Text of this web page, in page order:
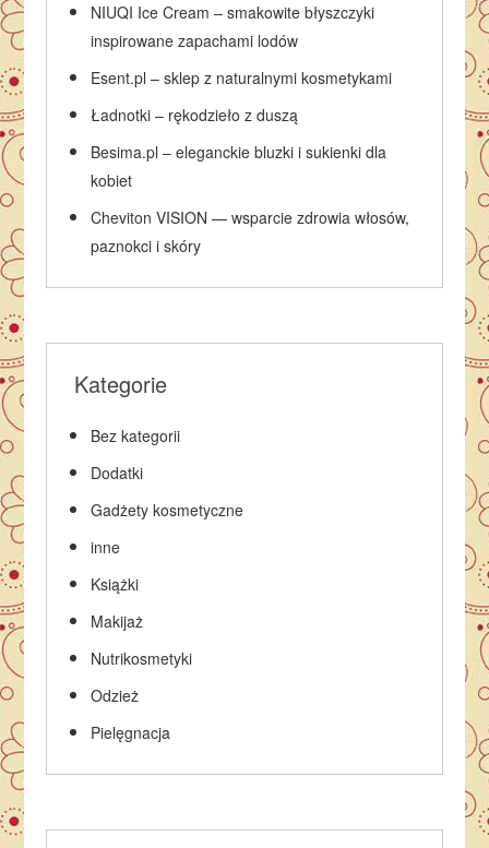
NIUQI Ice Cream – smakowite błyszczyki
inspirowane zapachami lodów
Esent.pl – sklep z naturalnymi kosmetykami
Ładnotki – rękodzieło z duszą
Besima.pl – eleganckie bluzki i sukienki dla
kobiet
Cheviton VISION — wsparcie zdrowia włosów,
paznokci i skóry
Kategorie
Bez kategorii
Dodatki
Gadżety kosmetyczne
inne
Książki
Makijaż
Nutrikosmetyki
Odzież
Pielęgnacja